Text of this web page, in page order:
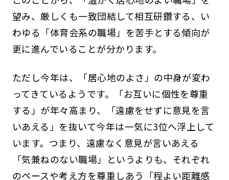
望み、厳しくも一致団結して相互研鑽する、い
わゆる「体育会系の職場」を苦手とする傾向が
更に進んでいることが分かります。
ただし今年は、「居心地のよさ」の中身が変わ
ってきているようです。「お互いに個性を尊重
する」が年々高まり、「遠慮をせずに意見を言
いあえる」を抜いて今年は一気に3位へ浮上して
います。つまり、遠慮なく意見が言いあえる
「気兼ねのない職場」というよりも、それぞれ
のペースや考え方を尊重しあう「程よい距離感